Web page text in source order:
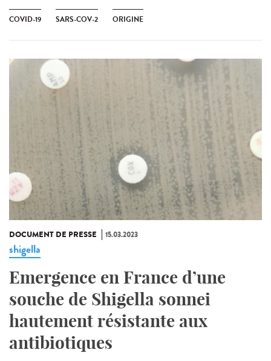
COVID-19 SARS-COV-2 ORIGINE
DOCUMENT DE PRESSE 15.03.2023
shigella
Emergence en France d’une
souche de Shigella sonnei
hautement résistante aux
antibiotiques